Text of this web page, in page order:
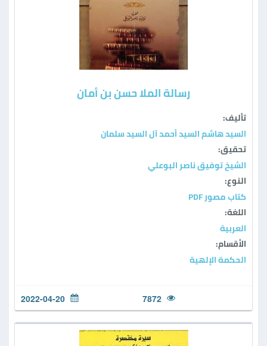
رسالة الملا حسن بن أمان
تأليف:
السيد هاشم السيد أحمد آل السيد سلمان
تحقيق:
الشيخ توفيق ناصر البوعلي
النوع:
كتاب مصور PDF
اللغة:
العربية
الأقسام:
الحكمة الإلهية
7872
2022-04-20